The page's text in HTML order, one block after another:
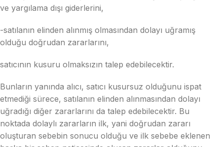
ve yargılama dışı giderlerini,
-satılanın elinden alınmış olmasından dolayı uğramış
olduğu doğrudan zararlarını,
satıcının kusuru olmaksızın talep edebilecektir.
Bunların yanında alıcı, satıcı kusursuz olduğunu ispat
etmediği sürece, satılanın elinden alınmasından dolayı
uğradığı diğer zararlarını da talep edebilecektir. Bu
noktada dolaylı zararların ilk, yani doğrudan zararı
oluşturan sebebin sonucu olduğu ve ilk sebebe eklenen